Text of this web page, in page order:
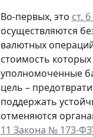
Во-первых, это ст.
осуществляются
валютных
стоимость
уполномоченные
цель –
поддержать
отменяются
11 Закона № 173-ФЗ